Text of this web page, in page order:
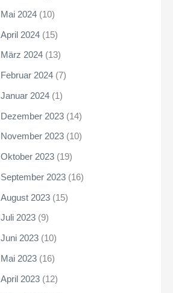
Mai 2024 (10)
April 2024 (15)
März 2024 (13)
Februar 2024 (7)
Januar 2024 (1)
Dezember 2023 (14)
November 2023 (10)
Oktober 2023 (19)
September 2023 (16)
August 2023 (15)
Juli 2023 (9)
Juni 2023 (10)
Mai 2023 (16)
April 2023 (12)